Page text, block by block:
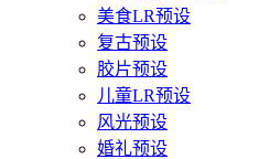
美食LR预设
复古预设
胶片预设
儿童LR预设
风光预设
婚礼预设